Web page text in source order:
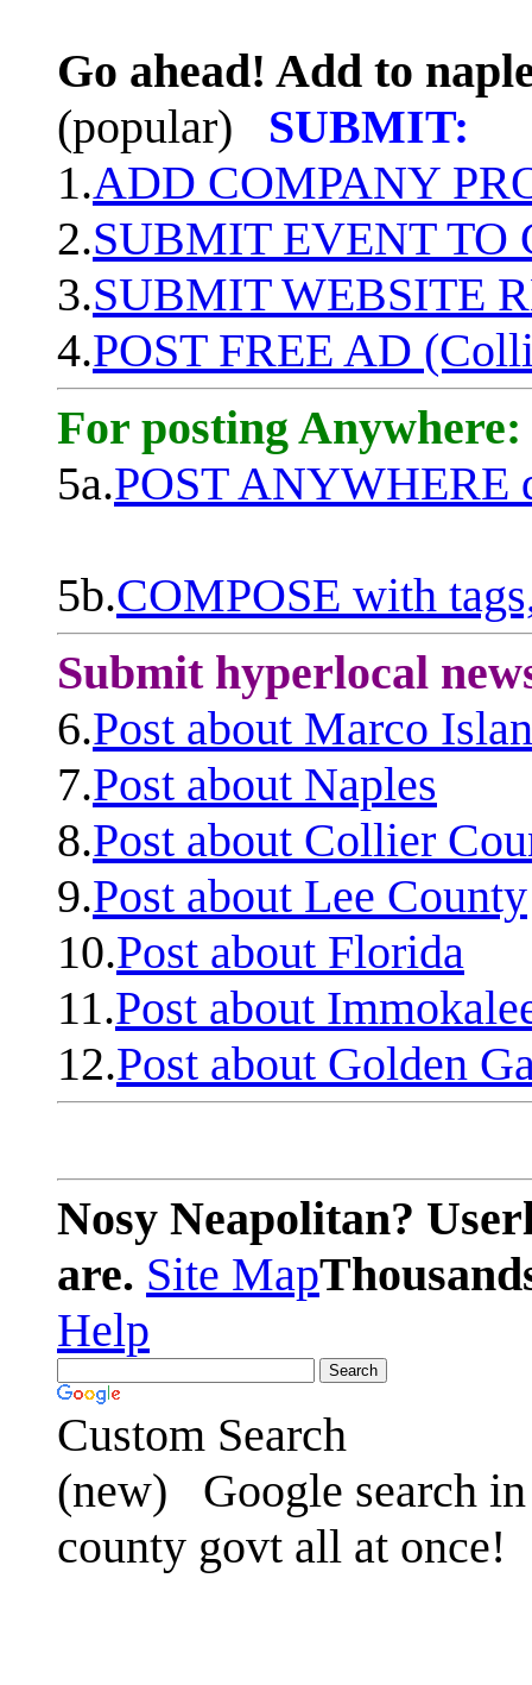
Go ahead! Add to
(popular)
SUBMIT:
1.ADD COMPANY
2.SUBMIT EVENT TO
3.SUBMIT WEBSITE
4.POST FREE AD
For posting Anywhere:
5a.POST ANYWHERE
5b.COMPOSE with
Submit hyperlocal
6.Post about Marco
7.Post about Naples
8.Post about Collier
9.Post about Lee County
10.Post about Florida
11.Post about
12.Post about Golden
Nosy Neapolitan?
are. Site Map
Help
Custom Search
(new)
Google search
county govt all at once!